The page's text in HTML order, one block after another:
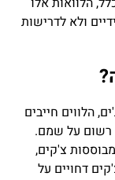
ולא לדרישות
הלווים חייבים
רשום על שמם.
צ'קים,
דחויים על